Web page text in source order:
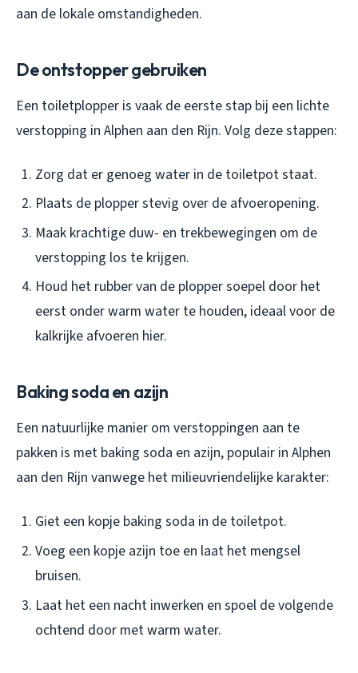
aan de lokale omstandigheden.
De ontstopper gebruiken
Een toiletplopper is vaak de eerste stap bij een lichte
verstopping in Alphen aan den Rijn. Volg deze stappen:
Zorg dat er genoeg water in de toiletpot staat.
Plaats de plopper stevig over de afvoeropening.
Maak krachtige duw- en trekbewegingen om de
verstopping los te krijgen.
Houd het rubber van de plopper soepel door het
eerst onder warm water te houden, ideaal voor de
kalkrijke afvoeren hier.
Baking soda en azijn
Een natuurlijke manier om verstoppingen aan te
pakken is met baking soda en azijn, populair in Alphen
aan den Rijn vanwege het milieuvriendelijke karakter:
Giet een kopje baking soda in de toiletpot.
Voeg een kopje azijn toe en laat het mengsel
bruisen.
Laat het een nacht inwerken en spoel de volgende
ochtend door met warm water.